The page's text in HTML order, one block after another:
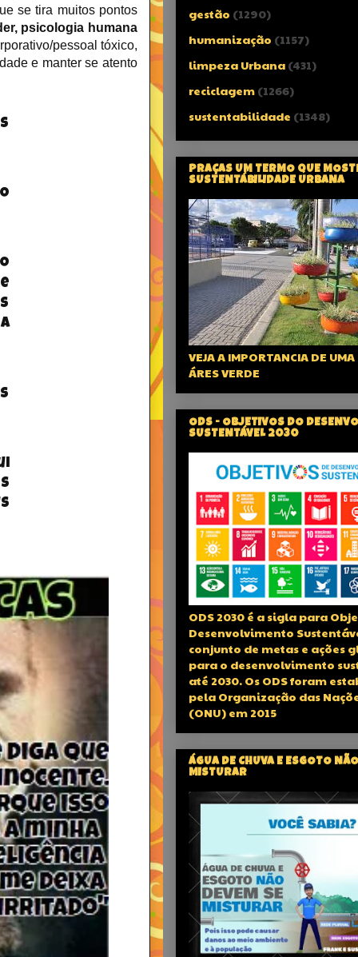
se tira muitos pontos
psicologia humana
pessoal tóxico,
e manter se atento
gestão (1290)
humanização (1157)
limpeza Urbana (431)
reciclagem (1266)
sustentabilidade (1348)
PRAÇAS UM TERMO QUE
SUSTENTÁBILIDADE URBANA
VEJA A IMPORTANCIA DE UMA
ÁRES VERDE
ODS - OBJETIVOS DO
SUSTENTÁVEL 2030
ODS 2030 é a sigla para
Desenvolvimento
conjunto de metas e ações
para o desenvolvimento
até 2030. Os ODS foram
pela Organização das
(ONU) em 2015
ÁGUA DE CHUVA E ESGOTO
MISTURAR